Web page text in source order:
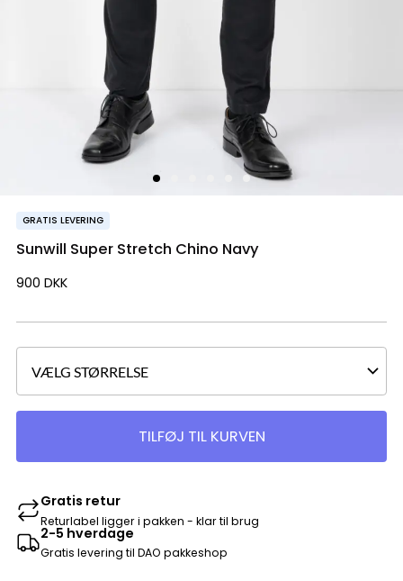
GRATIS LEVERING
Sunwill Super Stretch Chino Navy
900 DKK
TILFØJ TIL KURVEN
Gratis retur
Returlabel ligger i pakken - klar til brug
2-5 hverdage
Gratis levering til DAO pakkeshop